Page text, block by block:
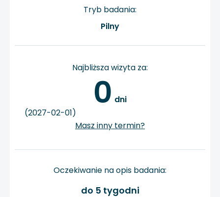
Tryb badania:
Pilny
Najbliższa wizyta za:
0 dni
(2027-02-01)
Masz inny termin?
Oczekiwanie na opis badania:
do 5 tygodni